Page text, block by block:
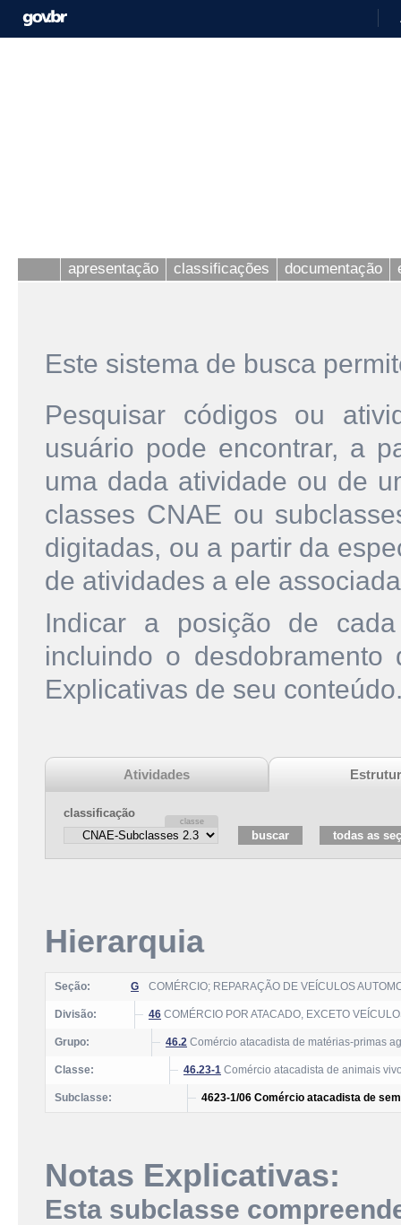
apresentação classificações documentação
Este sistema de busca
Pesquisar códigos ou
usuário pode encontrar, a
uma dada atividade ou de
classes CNAE ou
digitadas, ou a partir da
de atividades a ele
Indicar a posição de
incluindo o
Explicativas de seu
Atividades
classificação
Hierarquia
Seção: G COMÉRCIO; REPARAÇÃO DE VEÍCULOS
Divisão: 46 COMÉRCIO POR ATACADO, EXCETO
Grupo: 46.2 Comércio atacadista de matérias-primas
Classe: 46.23-1 Comércio atacadista de animais
Subclasse: 4623-1/06 Comércio atacadista de
Notas Explicativas:
Esta subclasse